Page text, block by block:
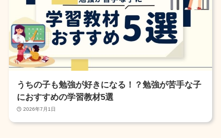
うちの子も勉強が好きになる！？勉強が苦手な子
におすすめの学習教材5選
2026年7月1日